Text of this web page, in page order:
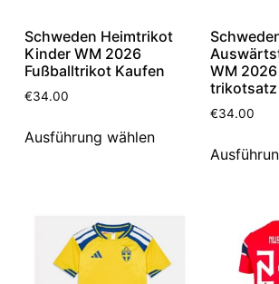
Schweden Heimtrikot
Kinder WM 2026
Fußballtrikot Kaufen
€34.00
Ausführung wählen
WM
trikotsatz
€34.00